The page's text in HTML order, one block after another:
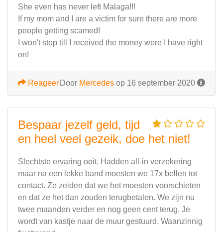
She even has never left Malaga!!!
If my mom and I are a victim for sure there are more
people getting scamed!
I won't stop till I received the money were I have right
on!
Door Mercedes op 16 september 2020
Reageer
Bespaar jezelf geld, tijd
en heel veel gezeik, doe het niet!
Slechtste ervaring ooit. Hadden all-in verzekering
maar na een lekke band moesten we 17x bellen tot
contact. Ze zeiden dat we het moesten voorschieten
en dat ze het dan zouden terugbetalen. We zijn nu
twee maanden verder en nog geen cent terug. Je
wordt van kastje naar de muur gestuurd. Waanzinnig